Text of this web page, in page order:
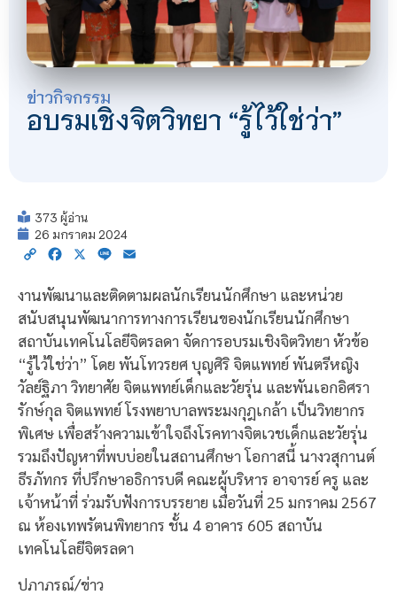
ข่าวกิจกรรม
อบรมเชิงจิตวิทยา “รู้ไว้ใช่ว่า”
373 ผู้อ่าน
26 มกราคม 2024
Copy Facebook
X Line
งานพัฒนาและติดตามผลนักเรียนนักศึกษา และหน่วย
สนับสนุนพัฒนาการทางการเรียนของนักเรียนนักศึกษา
สถาบันเทคโนโลยีจิตรลดา จัดการอบรมเชิงจิตวิทยา หัวข้อ
“รู้ไว้ใช่ว่า” โดย พันโทวรยศ บุญศิริ จิตแพทย์ พันตรีหญิง
วัลย์ฐิภา วิทยาศัย จิตแพทย์เด็กและวัยรุ่น และพันเอกอิศรา
รักษ์กุล จิตแพทย์ โรงพยาบาลพระมงกุฎเกล้า เป็นวิทยากร
พิเศษ เพื่อสร้างความเข้าใจถึงโรคทางจิตเวชเด็กและวัยรุ่น
รวมถึงปัญหาที่พบบ่อยในสถานศึกษา โอกาสนี้ นางวสุกานต์
ธีรภัทกร ที่ปรึกษาอธิการบดี คณะผู้บริหาร อาจารย์ ครู และ
เจ้าหน้าที่ ร่วมรับฟังการบรรยาย เมื่อวันที่ 25 มกราคม 2567
ณ ห้องเทพรัตนพิทยากร ชั้น 4 อาคาร 605 สถาบัน
เทคโนโลยีจิตรลดา
ปภาภรณ์/ข่าว